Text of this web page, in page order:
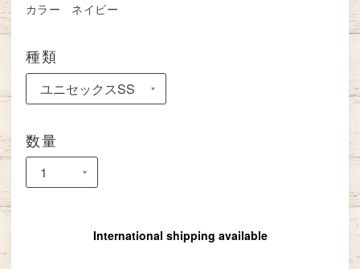
カラー ネイビー
種類
数量
International shipping available